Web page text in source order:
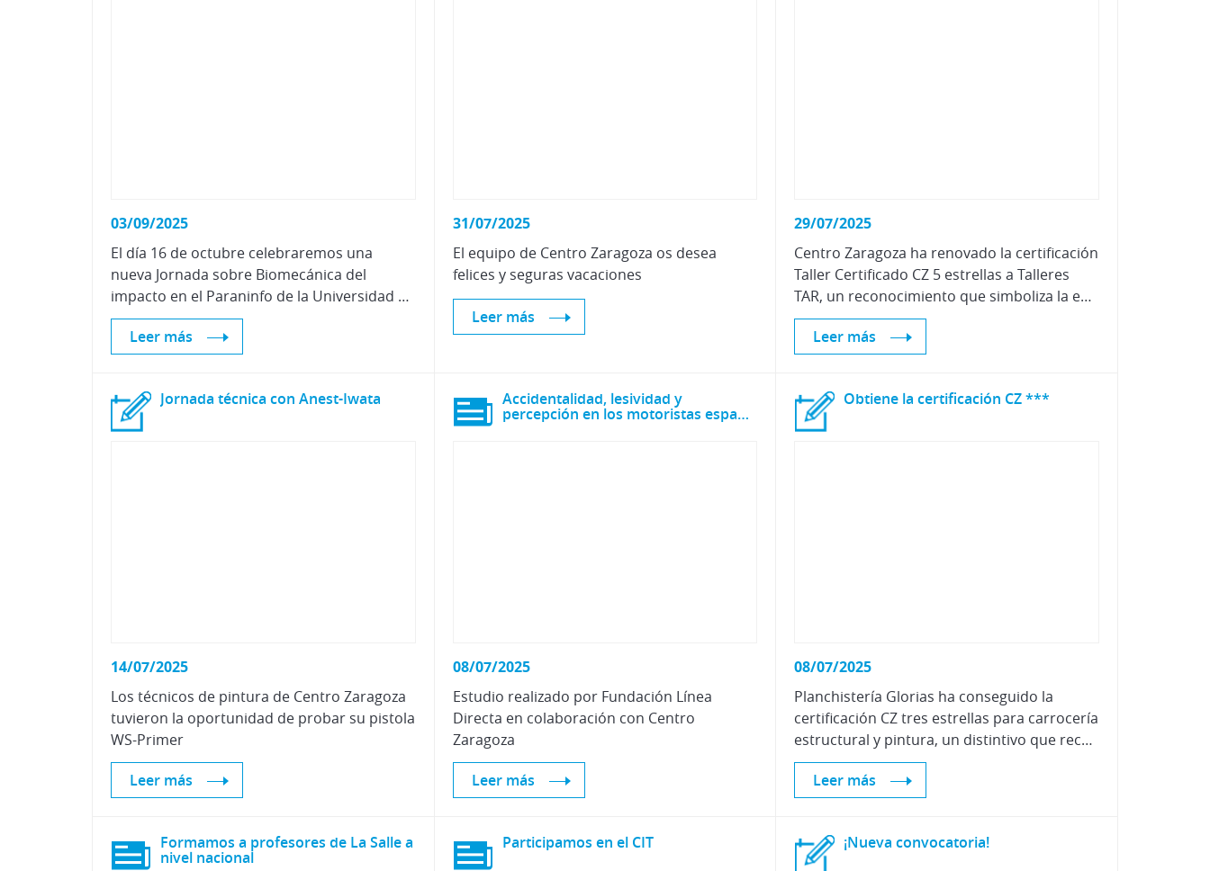
03/09/2025
El día 16 de octubre celebraremos una
nueva Jornada sobre Biomecánica del
impacto en el Paraninfo de la Universidad de Zaragoza
Leer más
31/07/2025
El equipo de Centro Zaragoza os desea
felices y seguras vacaciones
Leer más
29/07/2025
Centro Zaragoza ha renovado la certificación
Taller Certificado CZ 5 estrellas a Talleres
TAR, un reconocimiento que simboliza la excelencia en los procesos de reparación, la mejora continua y el compromiso con la calidad.
Leer más
Jornada técnica con Anest-Iwata
14/07/2025
Los técnicos de pintura de Centro Zaragoza
tuvieron la oportunidad de probar su pistola
WS-Primer
Leer más
Accidentalidad, lesividad y
percepción en los motoristas españoles
08/07/2025
Estudio realizado por Fundación Línea
Directa en colaboración con Centro
Zaragoza
Leer más
Obtiene la certificación CZ***
08/07/2025
Planchistería Glorias ha conseguido la
certificación CZ tres estrellas para carrocería
estructural y pintura, un distintivo que reconoce la calidad en la gestión y en los servicios prestados en el área de carrocería y pintura.
Leer más
Formamos a profesores de La Salle a
nivel nacional
Participamos en el CIT ¡Nueva convocatoria!